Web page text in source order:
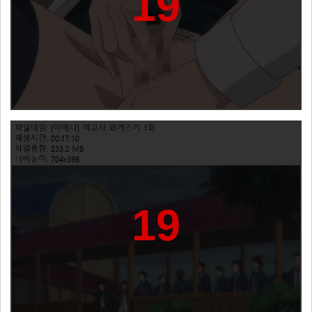
19